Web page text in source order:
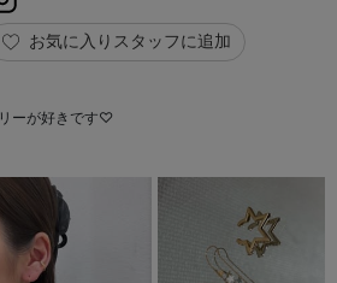
お気に入りスタッフに追加
ーが好きです♡